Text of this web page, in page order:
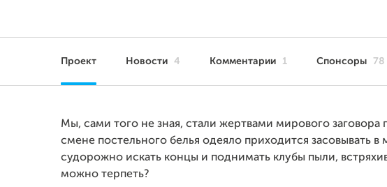
Проект Новости 4 Комментарии 1 Спонсоры 78
Мы, сами того не зная, стали жертвами мирового
смене постельного белья одеяло приходится засовывать
судорожно искать концы и поднимать клубы пыли,
можно терпеть?